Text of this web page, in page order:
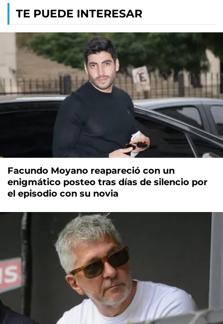
TE PUEDE INTERESAR
Facundo Moyano reapareció con un
enigmático posteo tras días de silencio por
el episodio con su novia